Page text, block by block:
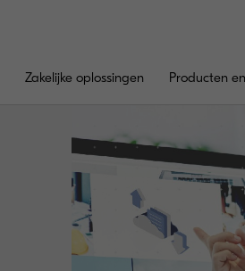
Zakelijke oplossingen Producten